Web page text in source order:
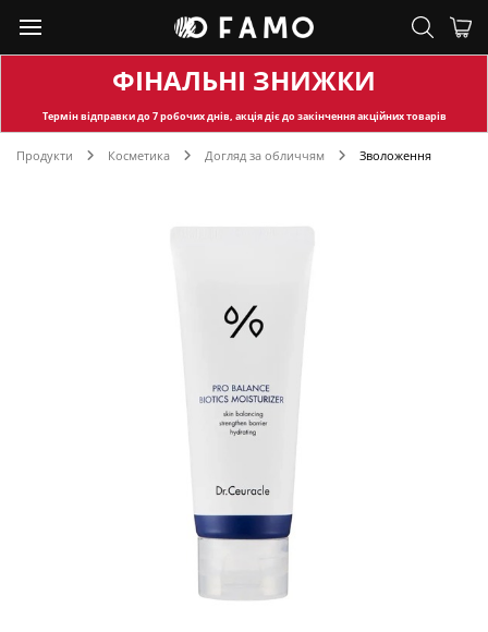
ФІНАЛЬНІ ЗНИЖКИ
Термін відправкидо 7 робочих днів, акція діє до закінчення акційних товарів
Продукти Косметика Догляд за обличчям Зволоження